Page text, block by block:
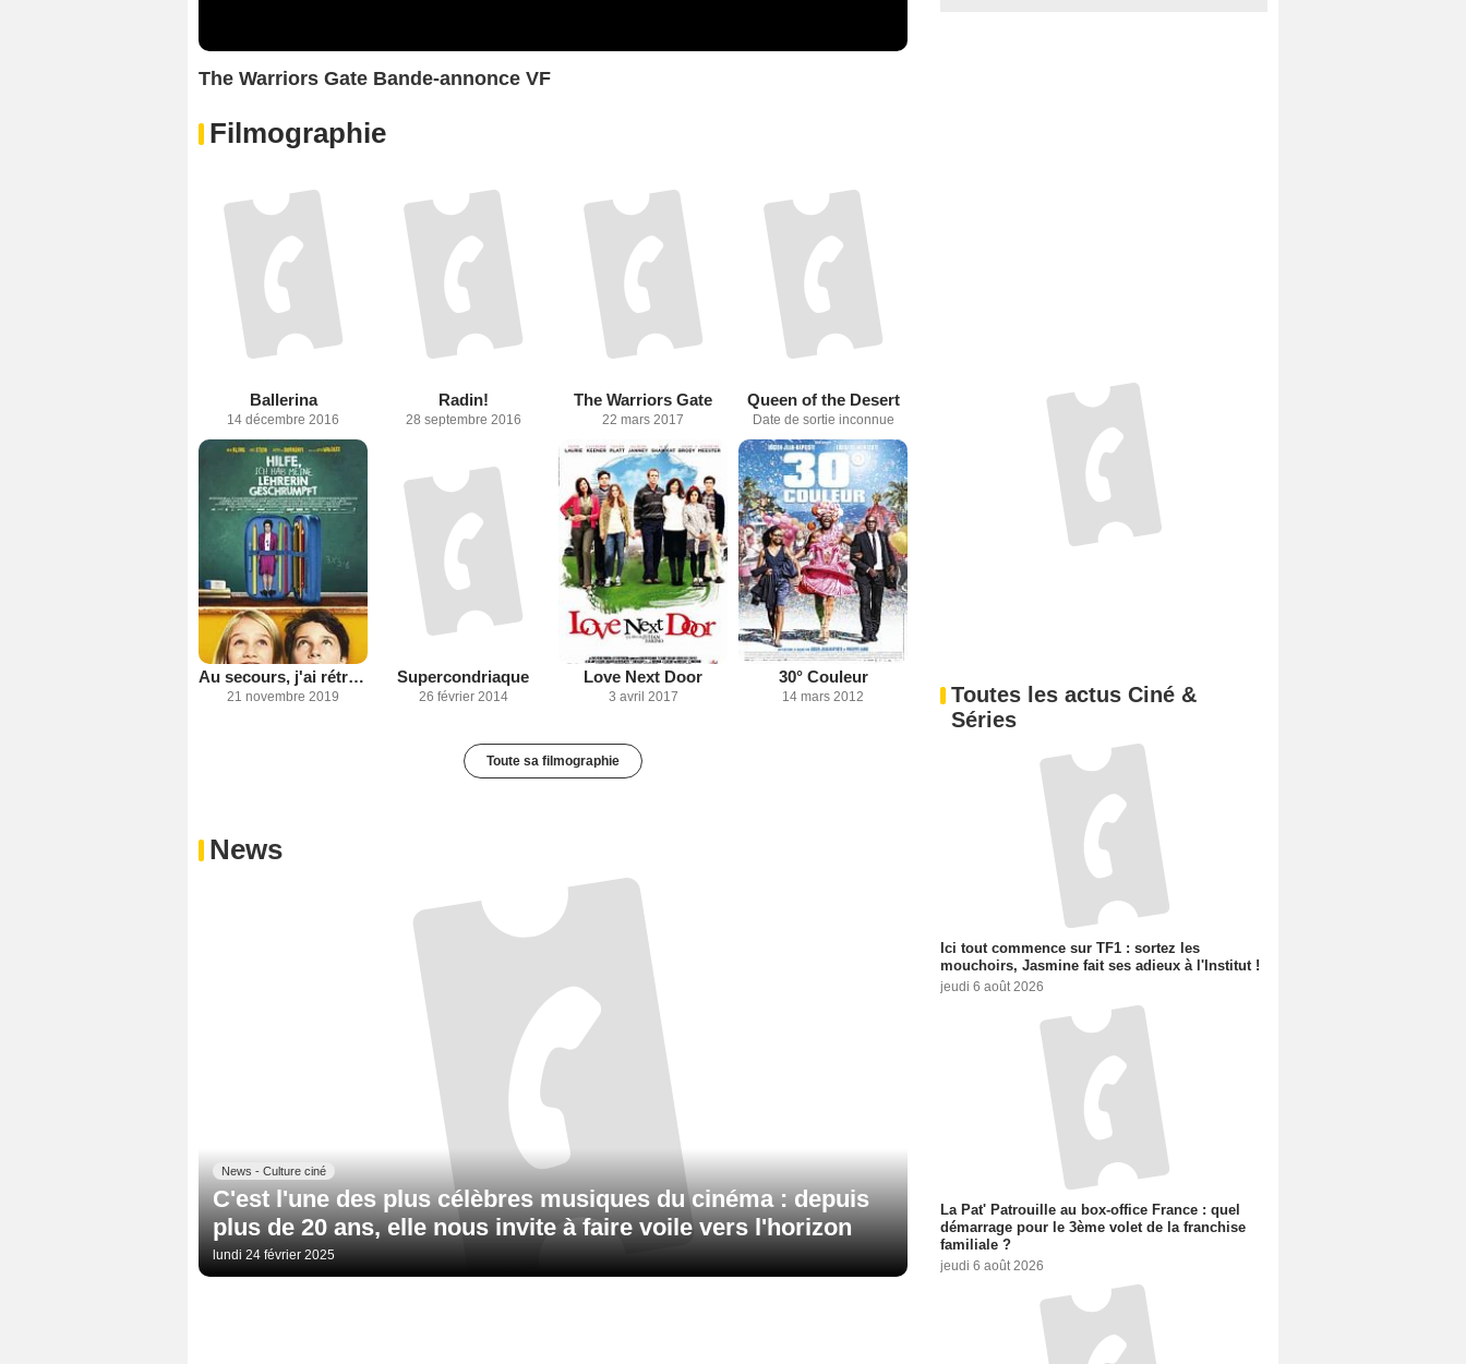
The Warriors Gate Bande-annonce VF
Filmographie
Ballerina
14 décembre 2016
Radin!
28 septembre 2016
The Warriors Gate
22 mars 2017
Queen of the Desert
Date de sortie inconnue
Au secours, j'ai rétréci ma prof
21 novembre 2019
Supercondriaque
26 février 2014
Love Next Door
3 avril 2017
30° Couleur
14 mars 2012
Toute sa filmographie
News
News - Culture ciné
C'est l'une des plus célèbres musiques du cinéma : depuis
plus de 20 ans, elle nous invite à faire voile vers l'horizon
lundi 24 février 2025
Toutes les actus Ciné &
Séries
Ici tout commence sur TF1 : sortez les
mouchoirs, Jasmine fait ses adieux à l'Institut !
jeudi 6 août 2026
La Pat' Patrouille au box-office France : quel
démarrage pour le 3ème volet de la franchise
familiale ?
jeudi 6 août 2026